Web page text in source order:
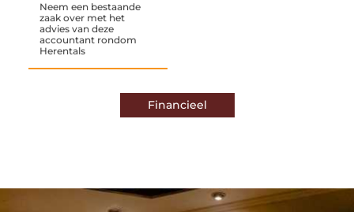
Neem een bestaande
zaak over met het
advies van deze
accountant rondom
Herentals
Financieel